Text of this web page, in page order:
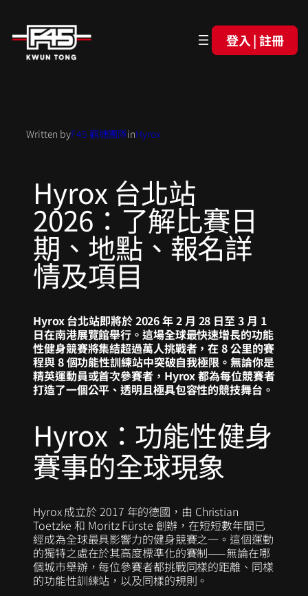
登入 | 註冊
Written byF45 觀塘團隊inHyrox
Hyrox 台北站
2026：了解比賽日
期、地點、報名詳
情及項目
Hyrox 台北站即將於 2026 年 2 月 28 日至 3 月 1
日在南港展覽館舉行。這場全球最快速增長的功能
性健身競賽將集結超過萬人挑戰者，在 8 公里的賽
程與 8 個功能性訓練站中突破自我極限。無論你是
精英運動員或首次參賽者，Hyrox 都為每位競賽者
打造了一個公平、透明且極具包容性的競技舞台。
Hyrox：功能性健身
賽事的全球現象
Hyrox 成立於 2017 年的德國，由 Christian
Toetzke 和 Moritz Fürste 創辦，在短短數年間已
經成為全球最具影響力的健身競賽之一。這個運動
的獨特之處在於其高度標準化的賽制——無論在哪
個城市舉辦，每位參賽者都挑戰同樣的距離、同樣
的功能性訓練站，以及同樣的規則。